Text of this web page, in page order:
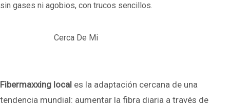
sin gases ni agobios, con trucos sencillos.
Cerca De Mi
Fibermaxxing local es la adaptación cercana de una
tendencia mundial: aumentar la fibra diaria a través de